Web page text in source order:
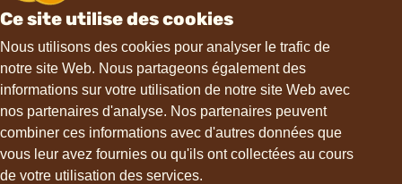
Ce site utilise des cookies
Nous utilisons des cookies pour analyser le trafic de
notre site Web. Nous partageons également des
informations sur votre utilisation de notre site Web avec
nos partenaires d'analyse. Nos partenaires peuvent
combiner ces informations avec d'autres données que
vous leur avez fournies ou qu'ils ont collectées au cours
de votre utilisation des services.
Contact
hello@choviva.com